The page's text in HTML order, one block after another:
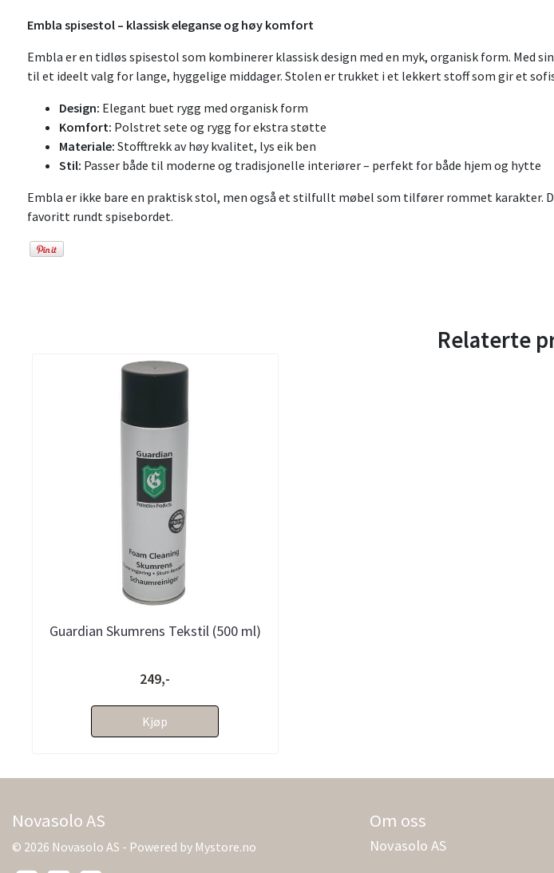
Embla spisestol – klassisk eleganse og høy komfort
Embla er en tidløs spisestol som kombinerer klassisk design med en myk, organisk form.
til et ideelt valg for lange, hyggelige middager. Stolen er trukket i et lekkert stoff som gir et
Design: Elegant buet rygg med organisk form
Komfort: Polstret sete og rygg for ekstra støtte
Materiale: Stofftrekk av høy kvalitet, lys eik ben
Stil: Passer både til moderne og tradisjonelle interiører – perfekt for både hjem og hytte
Embla er ikke bare en praktisk stol, men også et stilfullt møbel som tilfører rommet karakter.
favoritt rundt spisebordet.
Relaterte
Guardian Skumrens Tekstil (500 ml)
249,-
Kjøp
Novasolo AS
© 2026 Novasolo AS - Powered by Mystore.no
Om oss
Novasolo AS